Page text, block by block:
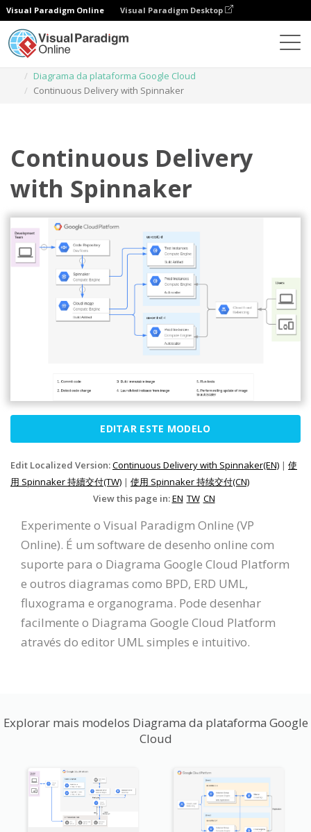
Visual Paradigm Online Visual Paradigm Desktop
Diagrama da plataforma Google Cloud
Continuous Delivery with Spinnaker
Continuous Delivery
with Spinnaker
EDITAR ESTE MODELO
Edit Localized Version:Continuous Delivery with Spinnaker(EN) | 使
用 Spinnaker 持續交付(TW) | 使用 Spinnaker 持续交付(CN)
View this page in:EN TW CN
Experimente o Visual Paradigm Online (VP
Online). É um software de desenho online com
suporte para o Diagrama Google Cloud Platform
e outros diagramas como BPD, ERD UML,
fluxograma e organograma. Pode desenhar
facilmente o Diagrama Google Cloud Platform
através do editor UML simples e intuitivo.
Explorar mais modelos Diagrama da plataforma Google
Cloud